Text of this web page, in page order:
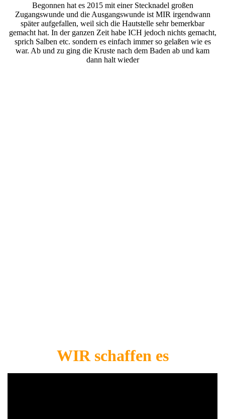
Begonnen hat es 2015 mit einer Stecknadel großen
Zugangswunde und die Ausgangswunde ist MIR irgendwann
später aufgefallen, weil sich die Hautstelle sehr bemerkbar
gemacht hat. In der ganzen Zeit habe ICH jedoch nichts gemacht,
sprich Salben etc. sondern es einfach immer so gelaßen wie es
war. Ab und zu ging die Kruste nach dem Baden ab und kam
dann halt wieder
WIR schaffen es